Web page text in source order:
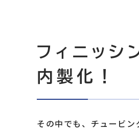
フィニッシ
内製化！
その中でも、チュービ